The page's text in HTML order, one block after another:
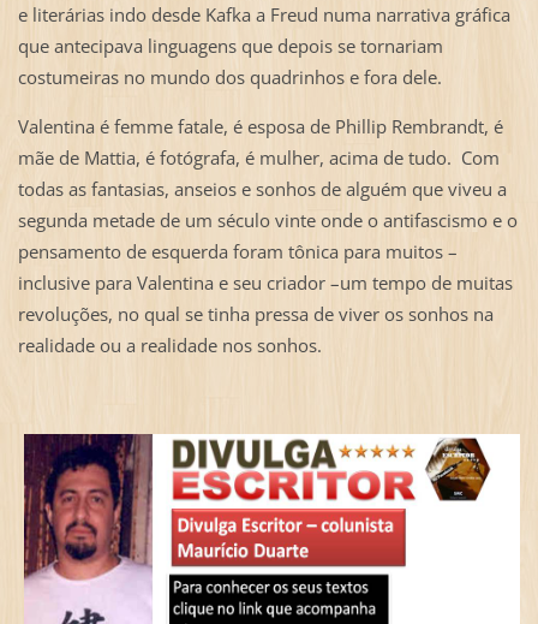
e literárias indo desde Kafka a Freud numa narrativa gráfica
que antecipava linguagens que depois se tornariam
costumeiras no mundo dos quadrinhos e fora dele.
Valentina é femme fatale, é esposa de Phillip Rembrandt, é
mãe de Mattia, é fotógrafa, é mulher, acima de tudo. Com
todas as fantasias, anseios e sonhos de alguém que viveu a
segunda metade de um século vinte onde o antifascismo e o
pensamento de esquerda foram tônica para muitos –
inclusive para Valentina e seu criador –um tempo de muitas
revoluções, no qual se tinha pressa de viver os sonhos na
realidade ou a realidade nos sonhos.